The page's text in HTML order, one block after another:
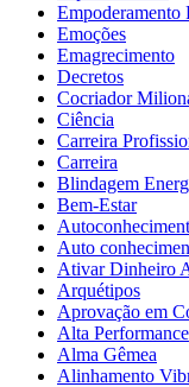
Empoderamento
Emoções
Emagrecimento
Decretos
Cocriador
Ciência
Carreira
Carreira
Blindagem
Bem-Estar
Auto
Ativar Dinheiro
Arquétipos
Aprovação em
Alta Performance
Alma Gêmea
Alinhamento